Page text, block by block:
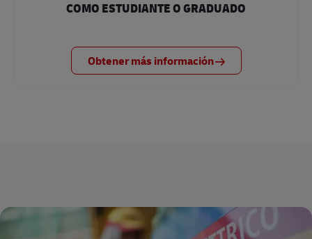
COMO ESTUDIANTE O GRADUADO
Obtener más información